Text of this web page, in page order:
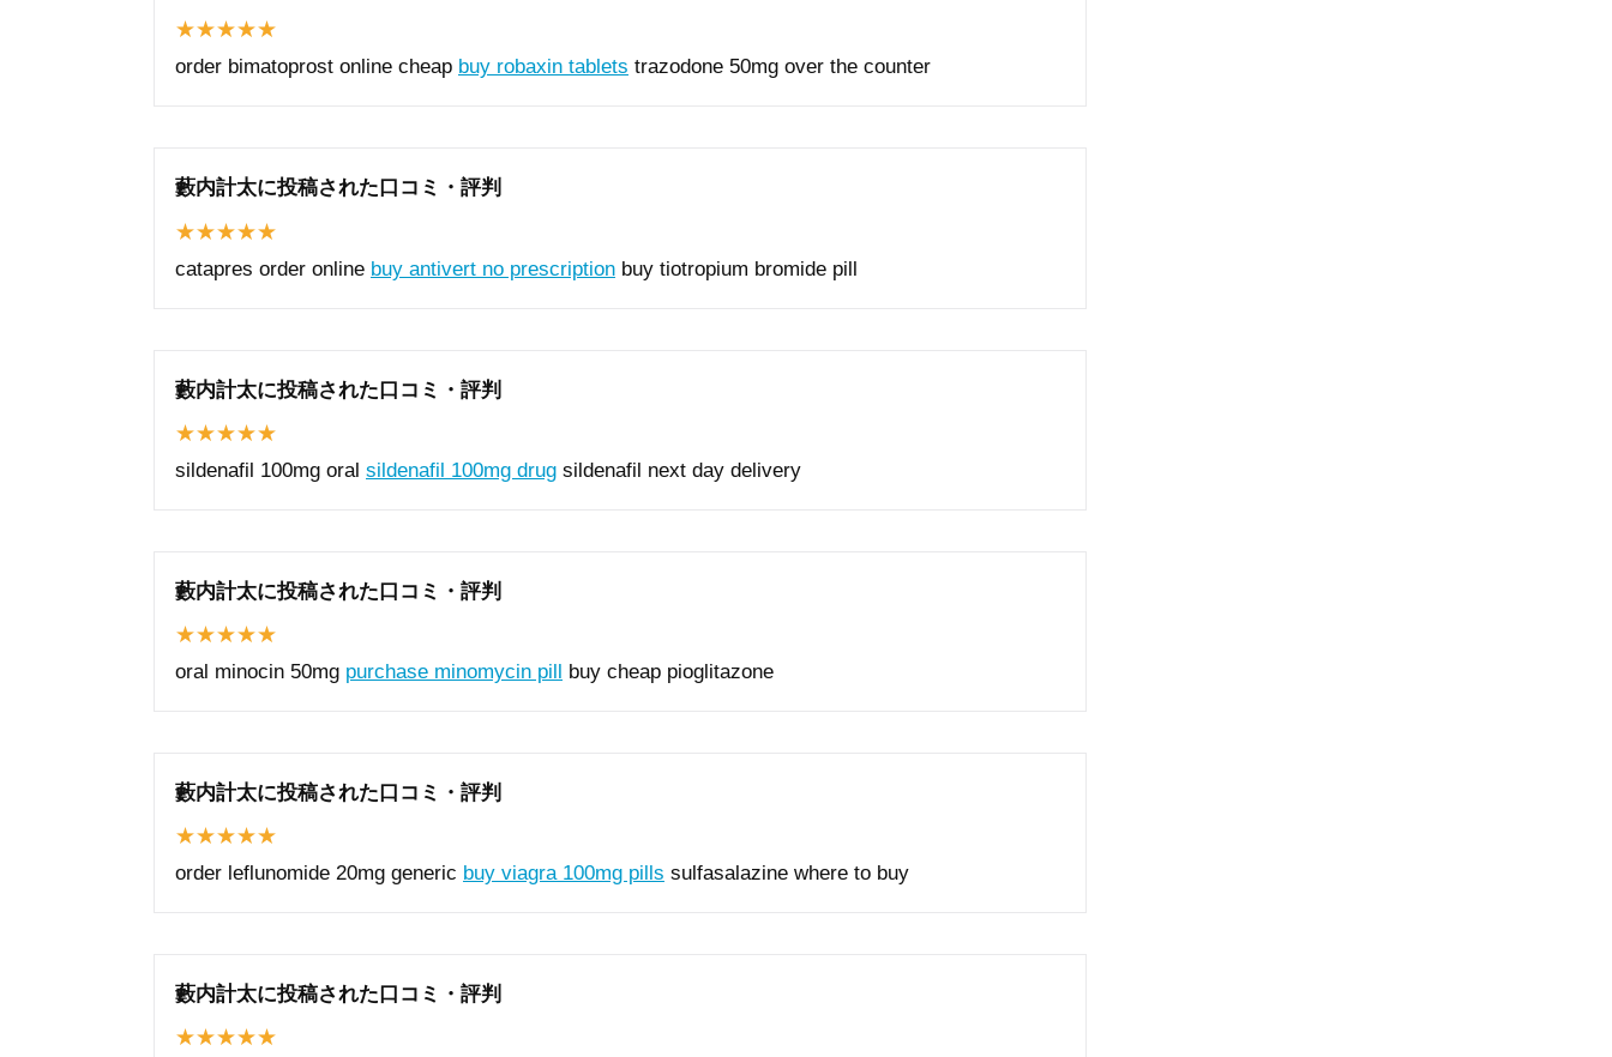
order bimatoprost online cheap buy robaxin tablets trazodone 50mg over the counter
藪内計太に投稿された口コミ・評判
catapres order online buy antivert no prescription buy tiotropium bromide pill
藪内計太に投稿された口コミ・評判
sildenafil 100mg oral sildenafil 100mg drug sildenafil next day delivery
藪内計太に投稿された口コミ・評判
oral minocin 50mg purchase minomycin pill buy cheap pioglitazone
藪内計太に投稿された口コミ・評判
order leflunomide 20mg generic buy viagra 100mg pills sulfasalazine where to buy
藪内計太に投稿された口コミ・評判